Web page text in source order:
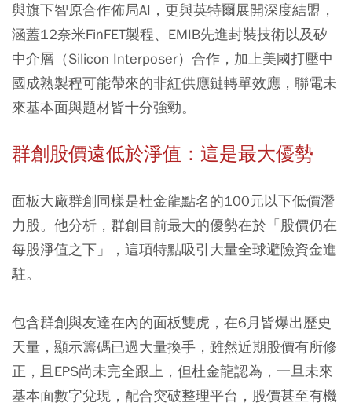
與旗下智原合作佈局AI，更與英特爾展開深度結盟，
涵蓋12奈米FinFET製程、EMIB先進封裝技術以及矽
中介層（Silicon Interposer）合作，加上美國打壓中
國成熟製程可能帶來的非紅供應鏈轉單效應，聯電未
來基本面與題材皆十分強勁。
群創股價遠低於淨值：這是最大優勢
面板大廠群創同樣是杜金龍點名的100元以下低價潛
力股。他分析，群創目前最大的優勢在於「股價仍在
每股淨值之下」，這項特點吸引大量全球避險資金進
駐。
包含群創與友達在內的面板雙虎，在6月皆爆出歷史
天量，顯示籌碼已過大量換手，雖然近期股價有所修
正，且EPS尚未完全跟上，但杜金龍認為，一旦未來
基本面數字兌現，配合突破整理平台，股價甚至有機